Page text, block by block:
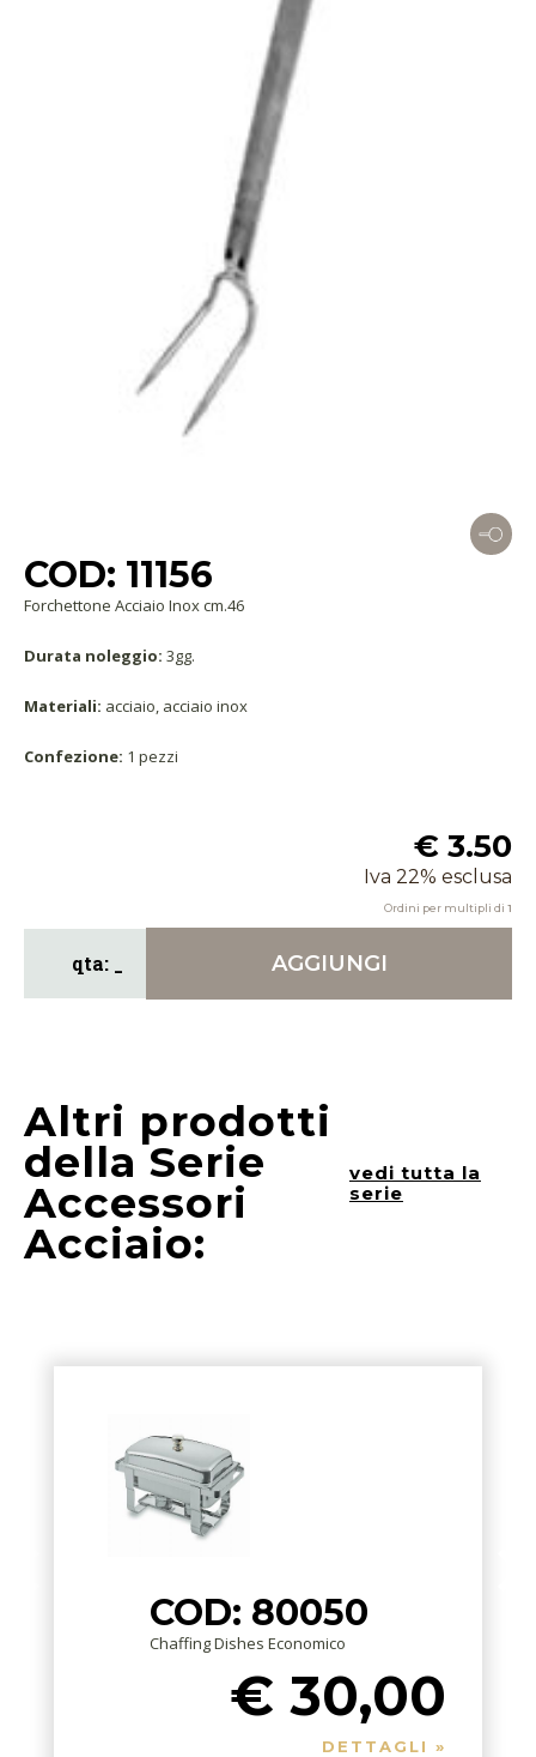
COD: 11156
Forchettone Acciaio Inox cm.46
Durata noleggio: 3gg.
Materiali: acciaio, acciaio inox
Confezione: 1 pezzi
€ 3.50
Iva 22% esclusa
Ordini per multipli di 1
AGGIUNGI
Altri prodotti
della Serie
Accessori
Acciaio:
vedi tutta la
serie
COD: 80050
Chaffing Dishes Economico
€ 30,00
DETTAGLI »